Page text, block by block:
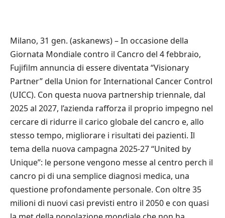
Milano, 31 gen. (askanews) – In occasione della
Giornata Mondiale contro il Cancro del 4 febbraio,
Fujifilm annuncia di essere diventata “Visionary
Partner” della Union for International Cancer Control
(UICC). Con questa nuova partnership triennale, dal
2025 al 2027, l’azienda rafforza il proprio impegno nel
cercare di ridurre il carico globale del cancro e, allo
stesso tempo, migliorare i risultati dei pazienti. Il
tema della nuova campagna 2025-27 “United by
Unique”: le persone vengono messe al centro perch il
cancro pi di una semplice diagnosi medica, una
questione profondamente personale. Con oltre 35
milioni di nuovi casi previsti entro il 2050 e con quasi